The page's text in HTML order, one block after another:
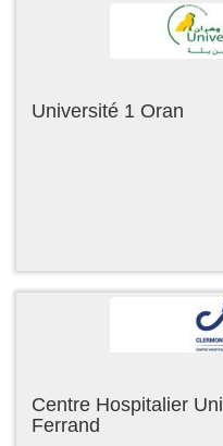
Université 1 Oran
Centre Hospitalier
Ferrand